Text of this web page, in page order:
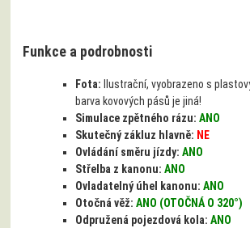
Funkce a podrobnosti
Fota:
Ilustrační, vyobrazeno s
barva kovových pásů je jiná!
Simulace zpětného rázu:ANO
Skutečný zákluz hlavně: NE
Ovládání směru jízdy:ANO
Střelba z kanonu:ANO
Ovladatelný úhel kanonu:ANO
Otočná věž:ANO (OTOČNÁ O 320°)
Odpružená pojezdová kola:ANO